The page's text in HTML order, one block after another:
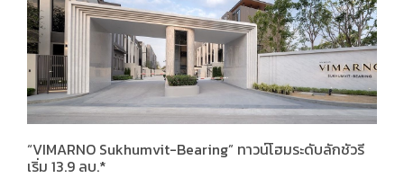
“VIMARNO Sukhumvit-Bearing” ทาวน์โฮมระดับลักชัวรี
เริ่ม 13.9 ลบ.*